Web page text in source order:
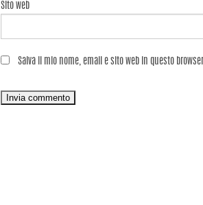
Sito web
Salva il mio nome, email e sito web in questo